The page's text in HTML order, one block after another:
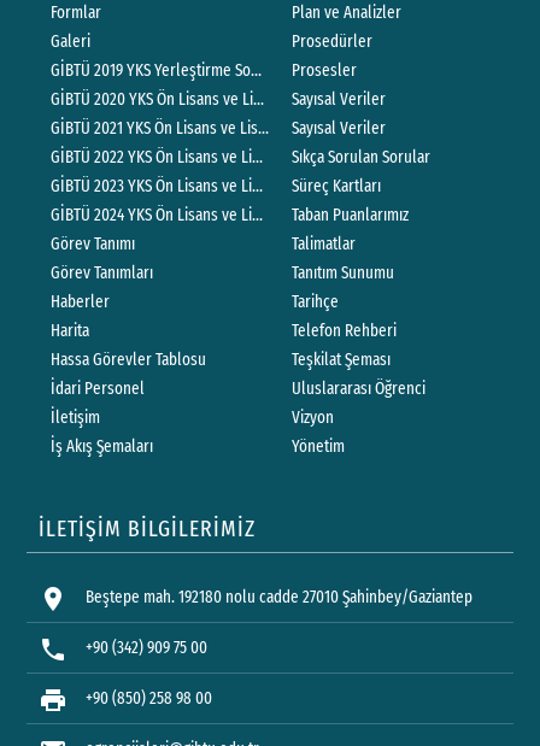
Formlar
Galeri
GİBTÜ 2019 YKS Yerleştirme Sonuçlarına İlişkin Sayısal Bilgiler
GİBTÜ 2020 YKS Ön Lisans ve Lisans Yerleştirme Sonuçlarına İlişkin
GİBTÜ 2021 YKS Ön Lisans ve Lisans Yerleştirme Sonuçlarına İlişkin
GİBTÜ 2022 YKS Ön Lisans ve Lisans Yerleştirme Sonuçlarına İlişkin
GİBTÜ 2023 YKS Ön Lisans ve Lisans Yerleştirme Sonuçlarına İlişkin
GİBTÜ 2024 YKS Ön Lisans ve Lisans Yerleştirme Sonuçlarına İlişkin
Görev Tanımı
Görev Tanımları
Haberler
Harita
Hassa Görevler Tablosu
İdari Personel
İletişim
İş Akış Şemaları
Plan ve Analizler
Prosedürler
Prosesler
Sayısal Veriler
Sayısal Veriler
Sıkça Sorulan Sorular
Süreç Kartları
Taban Puanlarımız
Talimatlar
Tanıtım Sunumu
Tarihçe
Telefon Rehberi
Teşkilat Şeması
Uluslararası Öğrenci
Vizyon
Yönetim
İLETİŞİM BİLGİLERİMİZ
location_on Beştepe mah. 192180 nolu cadde 27010 Şahinbey/Gaziantep
phone +90 (342) 909 75 00
print +90 (850) 258 98 00